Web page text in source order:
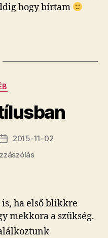
hogy bírtam
Bejegyzés
dátuma
2015-11-02
a(z)
ha első blikkre
mekkora a szükség.